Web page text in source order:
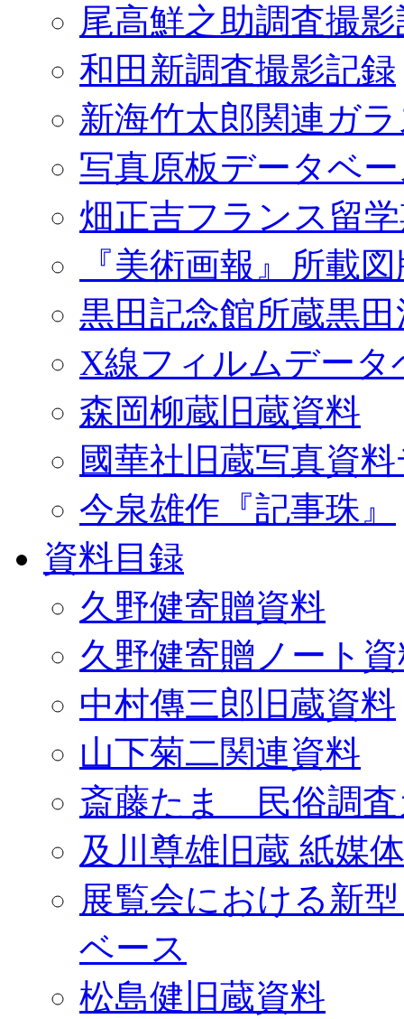
尾高鮮之助調査撮
和田新調査撮影記録
新海竹太郎関連ガ
写真原板データベ
畑正吉フランス留
『美術画報』所載
黒田記念館所蔵黒
X線フィルムデータ
森岡柳蔵旧蔵資料
國華社旧蔵写真資
今泉雄作『記事珠』
資料目録
久野健寄贈資料
久野健寄贈ノート
中村傳三郎旧蔵資料
山下菊二関連資料
斎藤たま 民俗調査
及川尊雄旧蔵 紙媒
展覧会における新
ベース
松島健旧蔵資料